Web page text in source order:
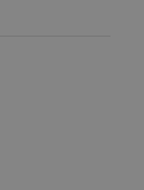
deg på døren mot